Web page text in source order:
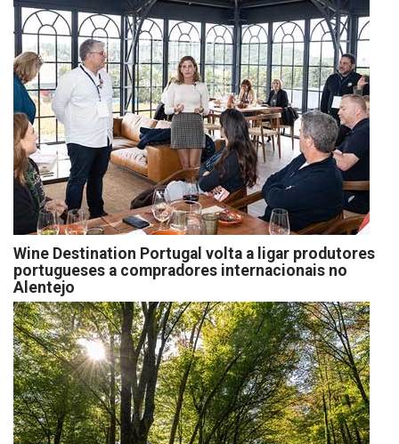
Wine Destination Portugal volta a ligar produtores
portugueses a compradores internacionais no
Alentejo